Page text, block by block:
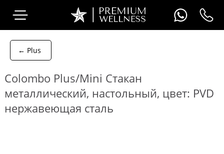
← Plus
Colombo Plus/Mini Стакан
металлический, настольный, цвет: PVD
нержавеющая сталь